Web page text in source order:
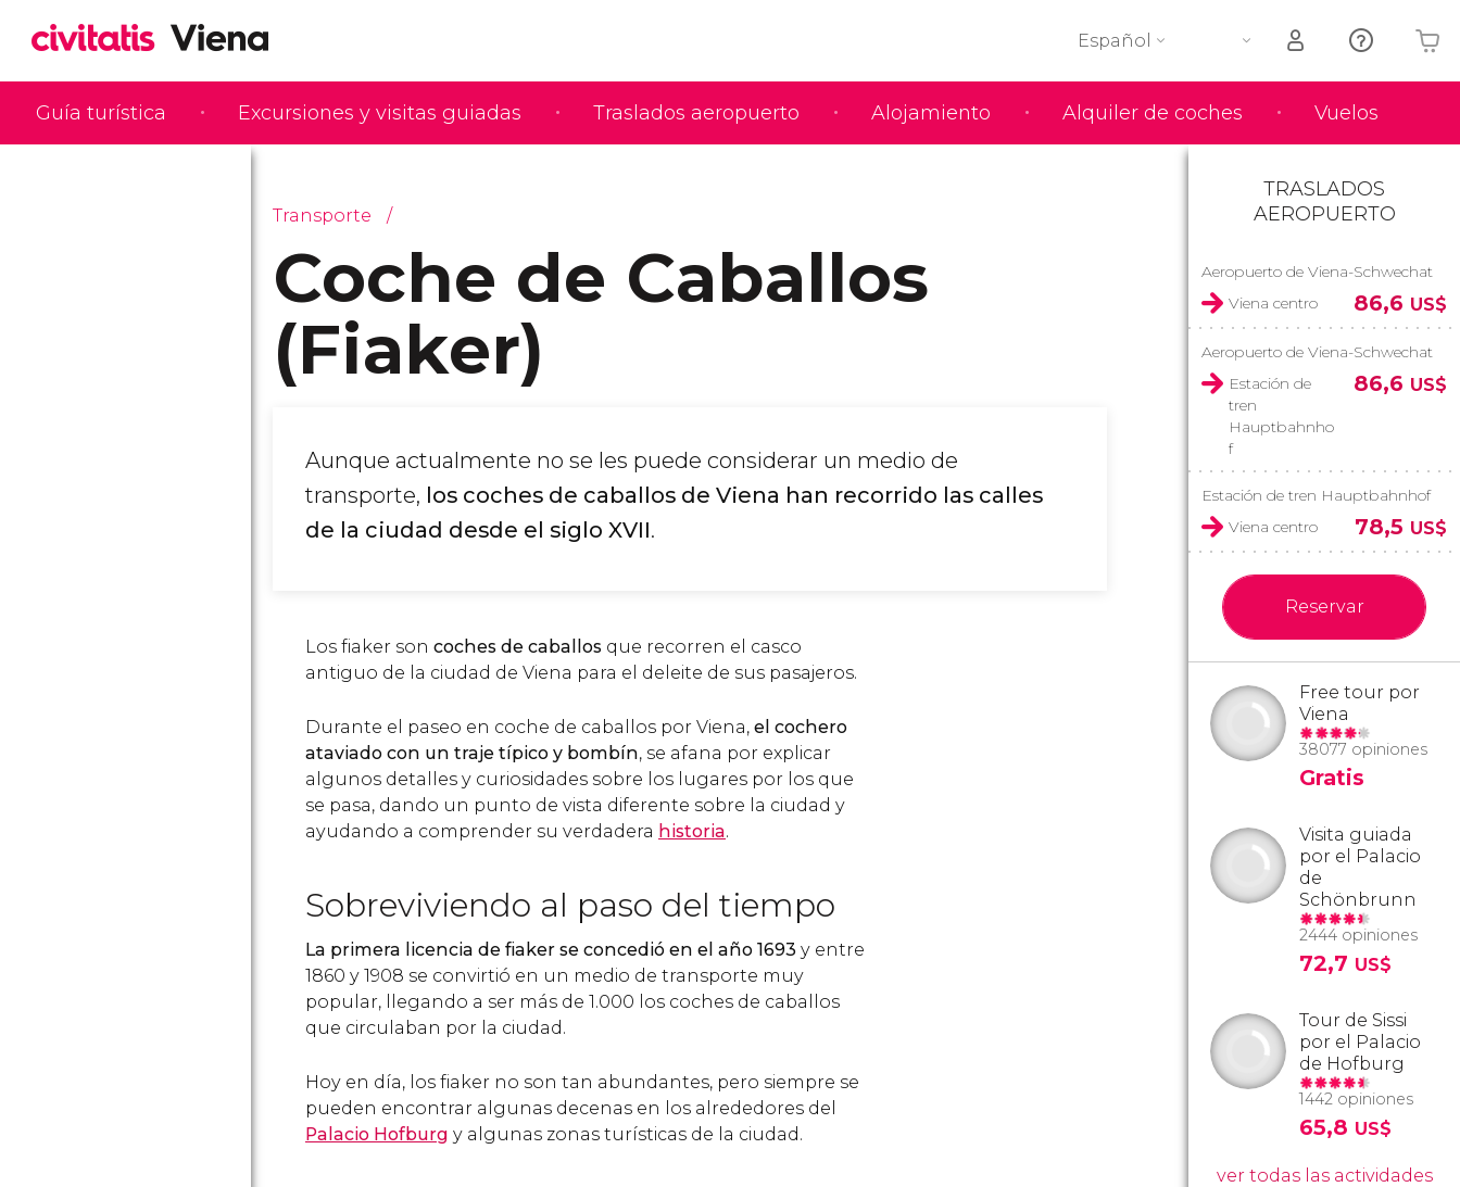
Guía turística Excursiones y visitas guiadas Traslados aeropuerto Alojamiento Alquiler de coches Vuelos
Español
Tu carrito está vacío
Transporte
Coche de Caballos
(Fiaker)
Aunque actualmente no se les puede considerar un medio de
transporte, los coches de caballos de Viena han recorrido las calles
de la ciudad desde el siglo XVII.
Los fiaker son coches de caballos que recorren el casco
antiguo de la ciudad de Viena para el deleite de sus pasajeros.
Durante el paseo en coche de caballos por Viena, el cochero
ataviado con un traje típico y bombín, se afana por explicar
algunos detalles y curiosidades sobre los lugares por los que
se pasa, dando un punto de vista diferente sobre la ciudad y
ayudando a comprender su verdadera historia.
Sobreviviendo al paso del tiempo
La primera licencia de fiaker se concedió en el año 1693 y entre
1860 y 1908 se convirtió en un medio de transporte muy
popular, llegando a ser más de 1.000 los coches de caballos
que circulaban por la ciudad.
Hoy en día, los fiaker no son tan abundantes, pero siempre se
pueden encontrar algunas decenas en los alrededores del
Palacio Hofburg y algunas zonas turísticas de la ciudad.
TRASLADOS
AEROPUERTO
Aeropuerto de Viena-Schwechat
Viena centro
86,6 US$
Aeropuerto de Viena-Schwechat
Estación de
tren
Hauptbahnho
f
86,6 US$
Estación de tren Hauptbahnhof
Viena centro
78,5 US$
Reservar
Free tour por
Viena
38077 opiniones
Gratis
Visita guiada
por el Palacio
de
Schönbrunn
2444 opiniones
72,7 US$
Tour de Sissi
por el Palacio
de Hofburg
1442 opiniones
65,8 US$
ver todas las actividades